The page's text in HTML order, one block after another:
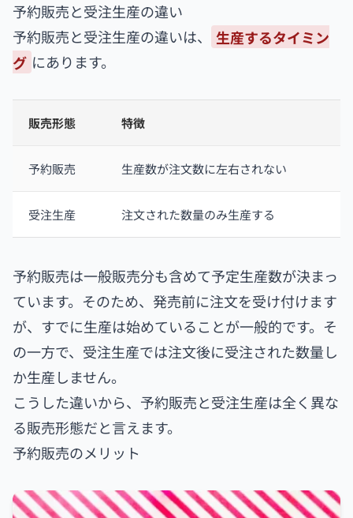
予約販売と受注生産の違い
予約販売と受注生産の違いは、
生産するタイミン
グ にあります。
販売形態 特徴
予約販売 生産数が注文数に左右されない
受注生産 注文された数量のみ生産する
予約販売は一般販売分も含めて予定生産数が決まっ
ています。そのため、発売前に注文を受け付けます
が、すでに生産は始めていることが一般的です。そ
の一方で、受注生産では注文後に受注された数量し
か生産しません。
こうした違いから、予約販売と受注生産は全く異な
る販売形態だと言えます。
予約販売のメリット